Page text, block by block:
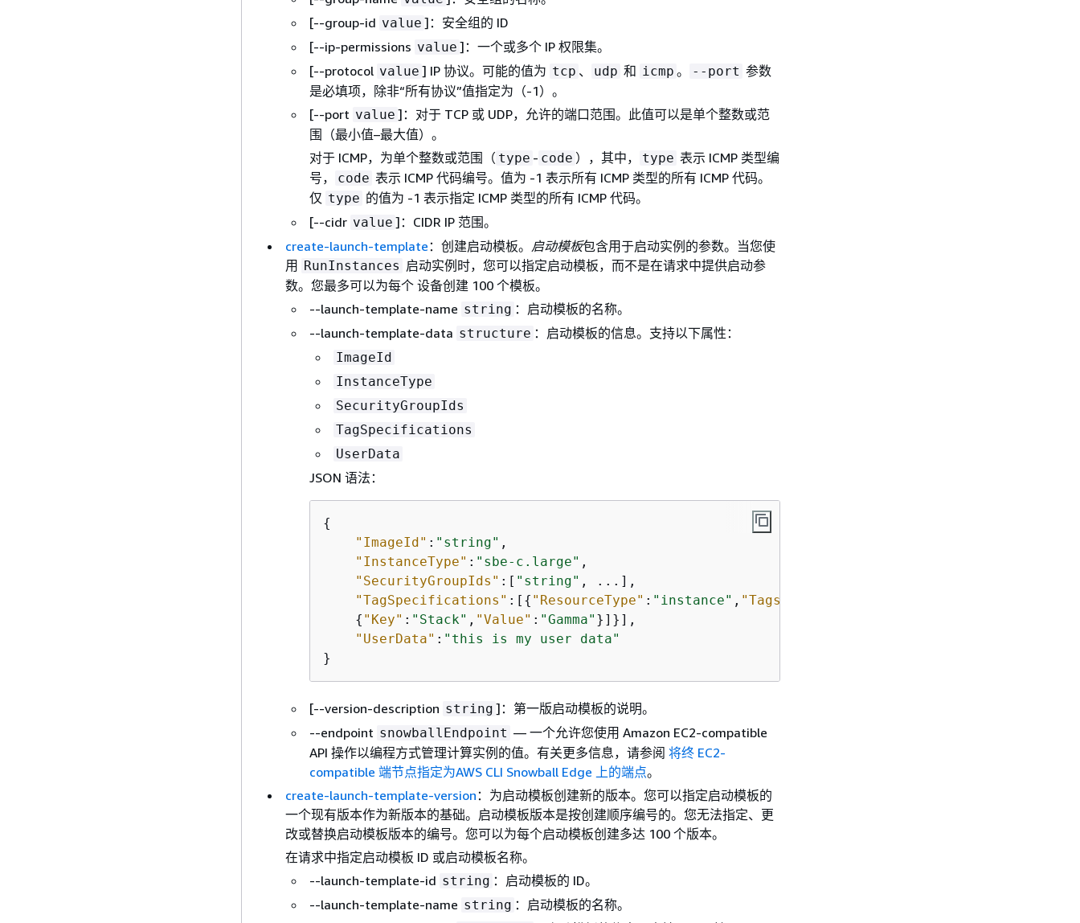
[--group-id value ]：安全组的 ID
[--ip-permissions value ]：一个或多个 IP 权限集。
[--protocol value ] IP 协议。可能的值为 tcp 、 udp 和 icmp 。 --port 参数
是必填项，除非“所有协议”值指定为（-1）。
[--port value ]：对于 TCP 或 UDP，允许的端口范围。此值可以是单个整数或范
围（最小值–最大值）。
对于 ICMP，为单个整数或范围（ type - code ），其中， type 表示 ICMP 类型编
号，
code 表示 ICMP 代码编号。值为 -1 表示所有 ICMP 类型的所有 ICMP 代码。
仅 type 的值为 -1 表示指定 ICMP 类型的所有 ICMP 代码。
[--cidr value ]：CIDR IP 范围。
create-launch-template ：创建启动模板。 启动模板包含用于启动实例的参数。当您使
用 RunInstances 启动实例时，您可以指定启动模板，而不是在请求中提供启动参
数。您最多可以为每个 设备创建 100 个模板。
--launch-template-name string ：启动模板的名称。
--launch-template-data structure ：启动模板的信息。支持以下属性：
ImageId
InstanceType
SecurityGroupIds
TagSpecifications
UserData
JSON 语法：
{
"ImageId" : "string" ,
"InstanceType" : "sbe-c.large" ,
"SecurityGroupIds" :[ "string" , ...],
"TagSpecifications" :[ { "ResourceType" : "instance" , "Tags"
{ "Key" : "Stack" , "Value" : "Gamma" }]}],
"UserData" : "this is my user data"
}
[--version-description string ]：第一版启动模板的说明。
--endpoint snowballEndpoint — 一个允许您使用 Amazon EC2-compatible
API 操作以编程方式管理计算实例的值。有关更多信息，请参阅 将终 EC2-
compatible 端节点指定为AWS CLI Snowball Edge 上的端点。
create-launch-template-version ：为启动模板创建新的版本。您可以指定启动模板的
一个现有版本作为新版本的基础。启动模板版本是按创建顺序编号的。您无法指定、更
改或替换启动模板版本的编号。您可以为每个启动模板创建多达 100 个版本。
在请求中指定启动模板 ID 或启动模板名称。
--launch-template-id string ：启动模板的 ID。
--launch-template-name string ：启动模板的名称。